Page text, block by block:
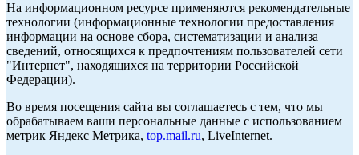
На информационном ресурсе применяются рекомендательные
технологии (информационные технологии предоставления
информации на основе сбора, систематизации и анализа
сведений, относящихся к предпочтениям пользователей сети
"Интернет", находящихся на территории Российской
Федерации).
Во время посещения сайта вы соглашаетесь с тем, что мы
обрабатываем ваши персональные данные с использованием
метрик Яндекс Метрика, top.mail.ru, LiveInternet.